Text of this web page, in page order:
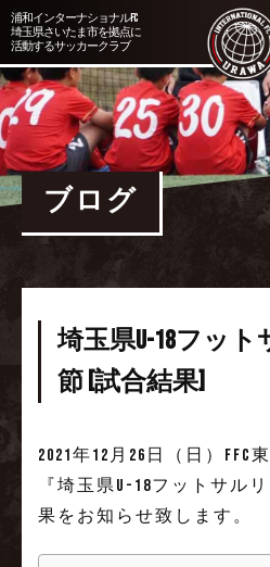
浦和インターナショナルFC
埼玉県さいたま市を拠点に
活動するサッカークラブ
ブログ
埼玉県U-18フッ
節 [試合結果]
2021年12月26日（日）
『埼玉県U-18フットサル
果をお知らせ致します。